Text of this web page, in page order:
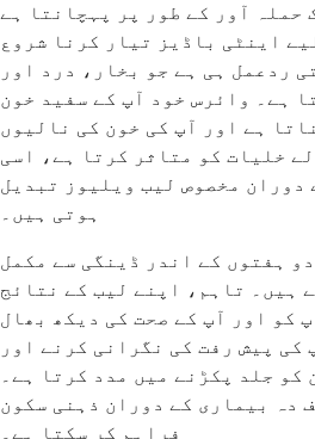
حملہ آور کے طور پر پہچانتا ہے
اینٹی باڈیز تیار کرنا شروع
ردعمل ہی ہے جو بخار، درد اور
ہے۔ وائرس خود آپ کے سفید خون
ہے اور آپ کی خون کی نالیوں
خلیات کو متاثر کرتا ہے، اسی
دوران مخصوص لیب ویلیوز تبدیل
ہوتی ہیں۔
ہفتوں کے اندر ڈینگی سے مکمل
ہیں۔ تاہم، اپنے لیب کے نتائج
کو اور آپ کے صحت کی دیکھ بھال
کی پیش رفت کی نگرانی کرنے اور
کو جلد پکڑنے میں مدد کرتا ہے۔
دہ بیماری کے دوران ذہنی سکون
فراہم کر سکتا ہے۔